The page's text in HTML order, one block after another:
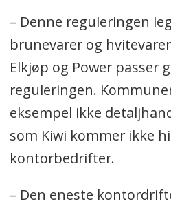
– Denne reguleringen
brunevarer og
Elkjøp og Power passer
reguleringen.
eksempel ikke
som Kiwi kommer ikke
kontorbedrifter.
– Den eneste